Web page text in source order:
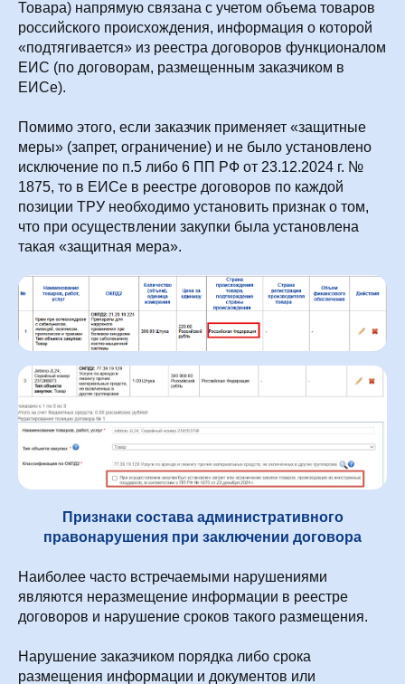
Товара) напрямую связана с учетом объема товаров
российского происхождения, информация о которой
«подтягивается» из реестра договоров функционалом
ЕИС (по договорам, размещенным заказчиком в
ЕИСе).
Помимо этого, если заказчик применяет «защитные
меры» (запрет, ограничение) и не было установлено
исключение по п.5 либо 6 ПП РФ от 23.12.2024 г. №
1875, то в ЕИСе в реестре договоров по каждой
позиции ТРУ необходимо установить признак о том,
что при осуществлении закупки была установлена
такая «защитная мера».
Признаки состава административного
правонарушения при заключении договора
Наиболее часто встречаемыми нарушениями
являются неразмещение информации в реестре
договоров и нарушение сроков такого размещения.
Нарушение заказчиком порядка либо срока
размещения информации и документов или